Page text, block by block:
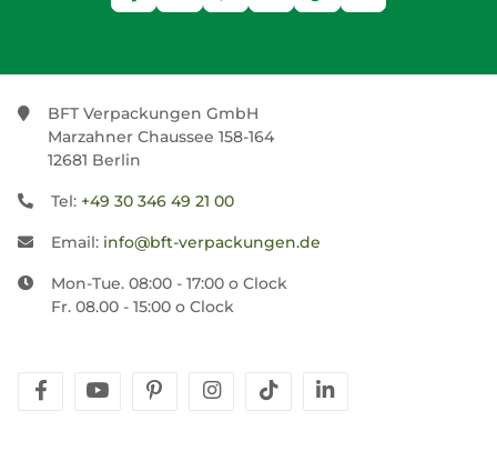
BFT Verpackungen GmbH
Marzahner Chaussee 158-164
12681 Berlin
Tel: +49 30 346 49 21 00
Email: info@bft-verpackungen.de
Mon-Tue. 08:00 - 17:00 o Clock
Fr. 08.00 - 15:00 o Clock
facebookyoutubepinterestinstagram
tiktok